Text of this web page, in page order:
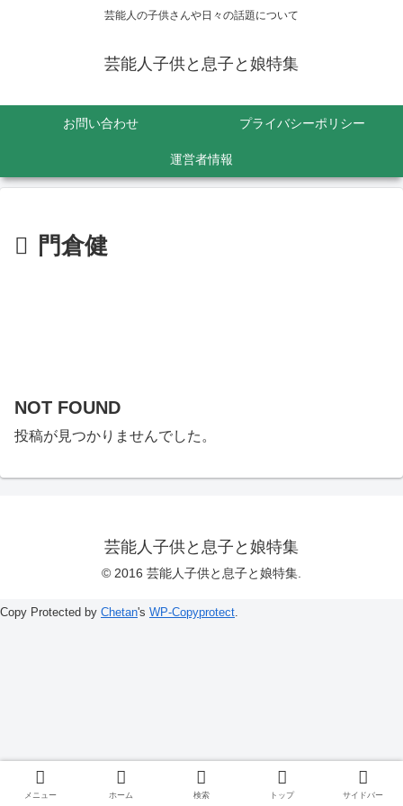
芸能人の子供さんや日々の話題について
芸能人子供と息子と娘特集
お問い合わせ プライバシーポリシー
運営者情報
門倉健
NOT FOUND
投稿が見つかりませんでした。
芸能人子供と息子と娘特集
© 2016 芸能人子供と息子と娘特集.
メニュー ホーム 検索 トップ サイドバー
Copy Protected by Chetan's WP-Copyprotect.